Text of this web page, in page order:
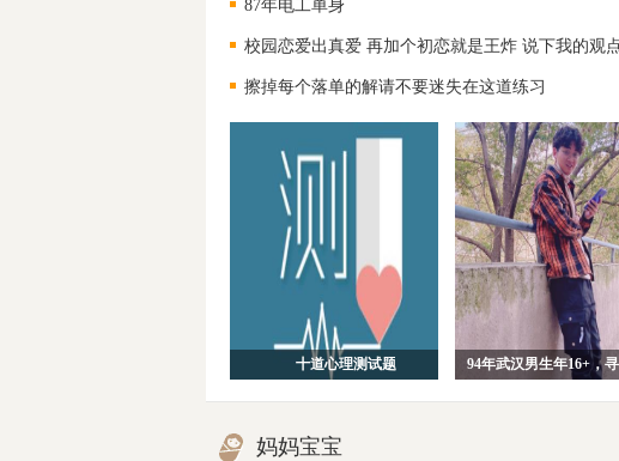
87年电工单身
校园恋爱出真爱 再加个初恋就是王炸 说下我的观
擦掉每个落单的解请不要迷失在这道练习
十道心理测试题
妈妈宝宝